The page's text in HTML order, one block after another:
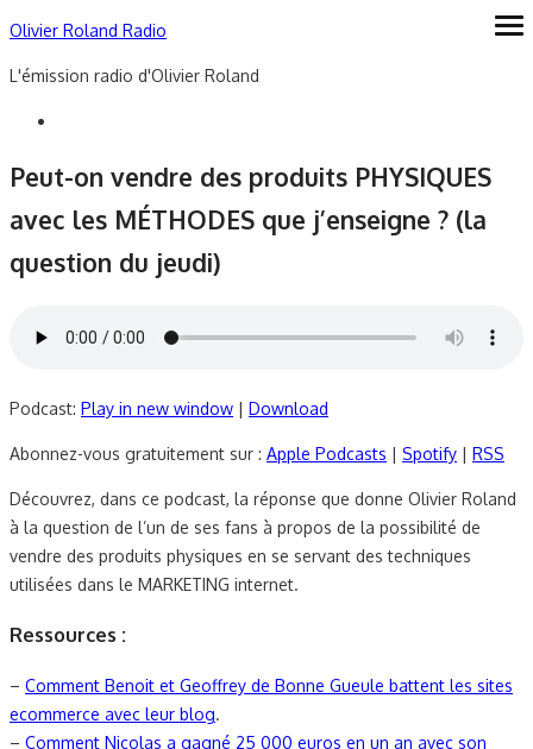
Skip
content
Olivier Roland Radio
L'émission radio d'Olivier Roland
Peut-on vendre des produits PHYSIQUES
avec les MÉTHODES que j’enseigne ? (la
question du jeudi)
Podcast: Play in new window | Download
Abonnez-vous gratuitement sur : Apple Podcasts | Spotify | RSS
Découvrez, dans ce podcast, la réponse que donne Olivier Roland
à la question de l’un de ses fans à propos de la possibilité de
vendre des produits physiques en se servant des techniques
utilisées dans le MARKETING internet.
Ressources :
– Comment Benoit et Geoffrey de Bonne Gueule battent les sites
ecommerce avec leur blog.
– Comment Nicolas a gagné 25 000 euros en un an avec son